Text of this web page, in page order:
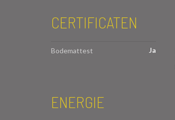
CERTIFICATEN
Bodemattest Ja
ENERGIE